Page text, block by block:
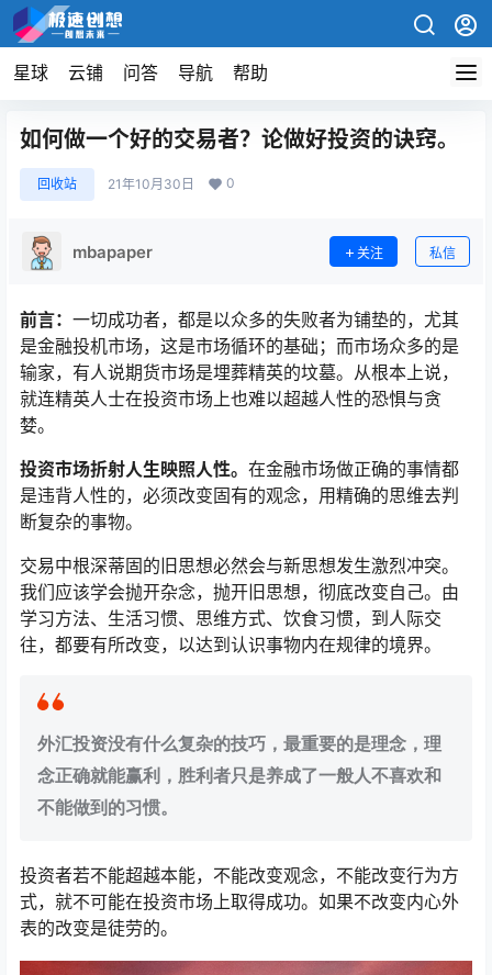
星球 云铺 问答 导航 帮助
如何做一个好的交易者？论做好投资的诀窍。
回收站 21年10月30日 0
mbapaper 关注 私信
前言： 一切成功者，都是以众多的失败者为铺垫的，尤其
是金融投机市场，这是市场循环的基础；而市场众多的是
输家，有人说期货市场是埋葬精英的坟墓。从根本上说，
就连精英人士在投资市场上也难以超越人性的恐惧与贪
婪。
投资市场折射人生映照人性。 在金融市场做正确的事情都
是违背人性的，必须改变固有的观念，用精确的思维去判
断复杂的事物。
交易中根深蒂固的旧思想必然会与新思想发生激烈冲突。
我们应该学会抛开杂念，抛开旧思想，彻底改变自己。由
学习方法、生活习惯、思维方式、饮食习惯，到人际交
往，都要有所改变，以达到认识事物内在规律的境界。
外汇投资没有什么复杂的技巧，最重要的是理念，理
念正确就能赢利，胜利者只是养成了一般人不喜欢和
不能做到的习惯。
投资者若不能超越本能，不能改变观念，不能改变行为方
式，就不可能在投资市场上取得成功。如果不改变内心外
表的改变是徒劳的。